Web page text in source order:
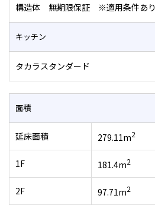
構造体 無期限保証 ※適用条件あり
キッチン
タカラスタンダード
面積
延床面積 279.11m2
1F 181.4m2
2F 97.71m2